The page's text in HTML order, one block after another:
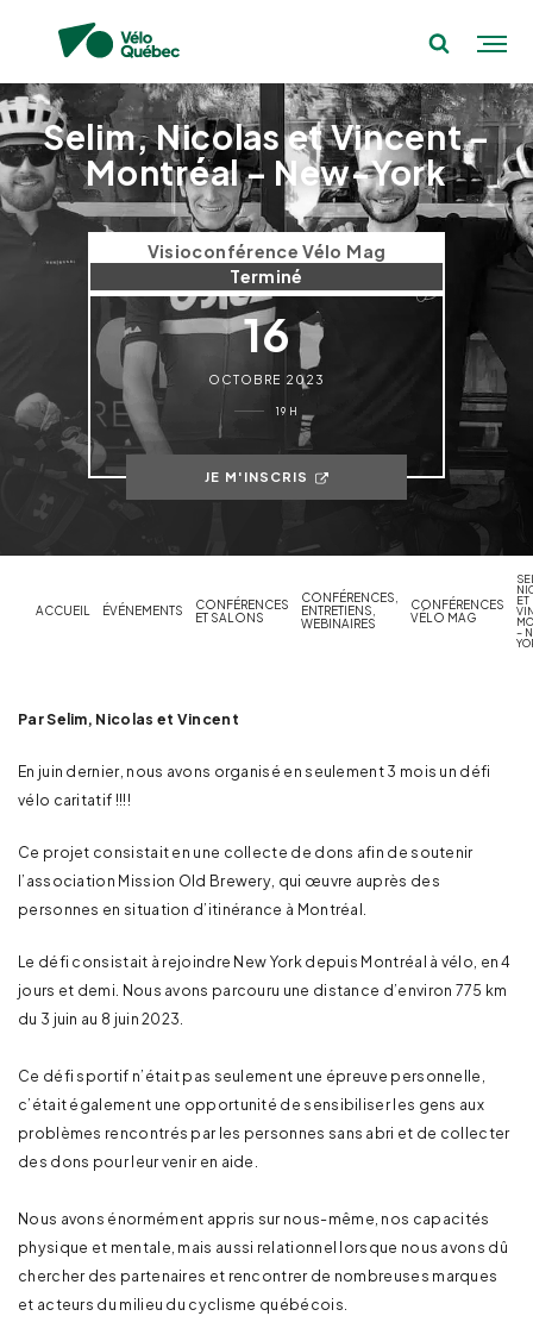
Selim, Nicolas et Vincent –
Montréal – New-York
Visioconférence Vélo Mag
Terminé
16
OCTOBRE 2023
19 H
JE M'INSCRIS
ACCUEIL ÉVÉNEMENTS
CONFÉRENCES
ET SALONS
CONFÉRENCES,
ENTRETIENS,
WEBINAIRES
CONFÉRENCES
VÉLO MAG
ET
–
Par Selim, Nicolas et Vincent
En juin dernier, nous avons organisé en seulement 3 mois un défi
vélo caritatif !!!!
Ce projet consistait en une collecte de dons afin de soutenir
l’association Mission Old Brewery, qui œuvre auprès des
personnes en situation d’itinérance à Montréal.
Le défi consistait à rejoindre New York depuis Montréal à vélo, en 4
jours et demi. Nous avons parcouru une distance d’environ 775 km
du 3 juin au 8 juin 2023.
Ce défi sportif n’était pas seulement une épreuve personnelle,
c’était également une opportunité de sensibiliser les gens aux
problèmes rencontrés par les personnes sans abri et de collecter
des dons pour leur venir en aide.
Nous avons énormément appris sur nous-même, nos capacités
physique et mentale, mais aussi relationnel lorsque nous avons dû
chercher des partenaires et rencontrer de nombreuses marques
et acteurs du milieu du cyclisme québécois.